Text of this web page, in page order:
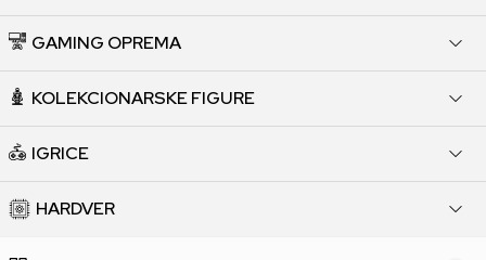
GAMING OPREMA
KOLEKCIONARSKE FIGURE
IGRICE
HARDVER